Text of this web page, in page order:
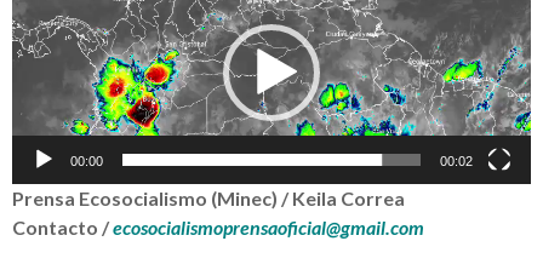
vídeo
00:00 00:02
Prensa Ecosocialismo (Minec) / Keila Correa
Contacto /ecosocialismoprensaoficial@gmail.com